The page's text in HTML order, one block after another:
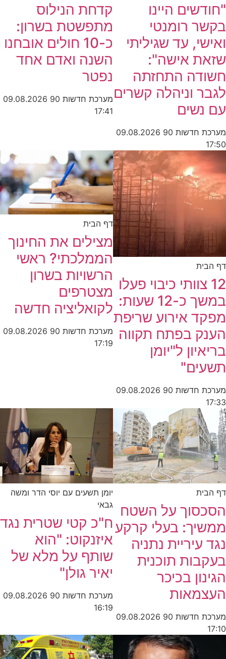
"חודשים היינו
בקשר רומנטי
ואישי, עד שגיליתי
שזאת אישה":
חשודה התחזתה
לגבר וניהלה קשרים
עם נשים
מערכת חדשות 90
09.08.2026
17:50
קדחת הנילוס
מתפשטת בשרון:
כ-10 חולים אובחנו
השנה ואדם אחד
נפטר
מערכת חדשות 90
09.08.2026
17:41
דף הבית
12 צוותי כיבוי פעלו
במשך כ-12 שעות:
מפקד אירוע שריפת
הענק בפתח תקווה
בריאיון ל"יומן
תשעים"
מערכת חדשות 90
09.08.2026
17:33
דף הבית
מצילים את החינוך
הממלכתי? ראשי
הרשויות בשרון
מצטרפים
לקואליציה חדשה
מערכת חדשות 90
09.08.2026
17:19
דף הבית
הסכסוך על השטח
ממשיך: בעלי קרקע
נגד עיריית נתניה
בעקבות תוכנית
הגינון בכיכר
העצמאות
מערכת חדשות 90
09.08.2026
17:10
יומן תשעים עם יוסי הדר ומשה
גבאי
ח"כ קטי שטרית נגד
איזנקוט: "הוא
שותף על מלא של
יאיר גולן"
מערכת חדשות 90
09.08.2026
16:19